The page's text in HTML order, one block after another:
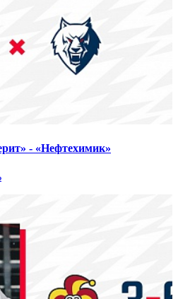
- «Нефтехимик»